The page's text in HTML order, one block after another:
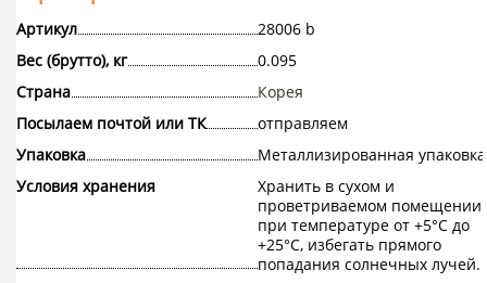
Артикул
28006 b
Вес (брутто), кг
0.095
Страна
Корея
Посылаем почтой или ТК
отправляем
Упаковка
Металлизированная
Условия хранения
Хранить в сухом и
проветриваемом помещении
при температуре от +5°С до
+25°С, избегать прямого
попадания солнечных лучей.